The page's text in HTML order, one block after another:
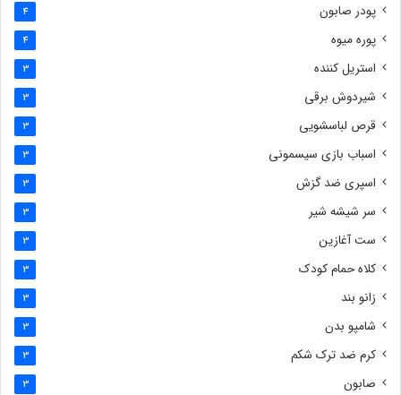
پودر صابون 4
پوره میوه 4
استریل کننده 3
شیردوش برقی 3
قرص لباسشویی 3
اسباب بازی سیسمونی 3
اسپری ضد گزش 3
سر شیشه شیر 3
ست آغازین 3
کلاه حمام کودک 3
زانو بند 3
شامپو بدن 3
کرم ضد ترک شکم 3
صابون 3